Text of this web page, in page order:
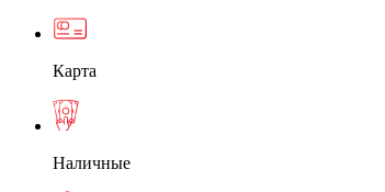
Карта
Наличные